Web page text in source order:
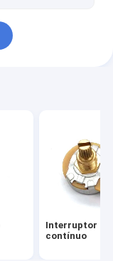
Interruptor
contínuo